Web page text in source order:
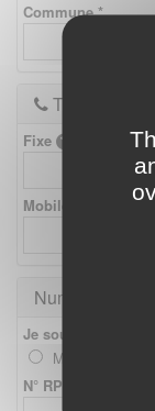
Commune *
Téléphones
Fixe
Mobile
Numéros
Je souhaite créer
Médecin
N° RPPS *